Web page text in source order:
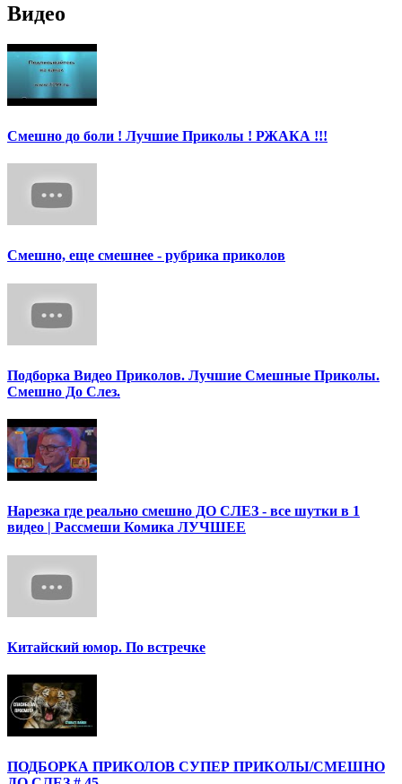
Видео
Смешно до боли ! Лучшие Приколы ! РЖАКА !!!
Смешно, еще смешнее - рубрика приколов
Подборка Видео Приколов. Лучшие Смешные Приколы.
Смешно До Слез.
Нарезка где реально смешно ДО СЛЕЗ - все шутки в 1
видео | Рассмеши Комика ЛУЧШЕЕ
Китайский юмор. По встречке
ПОДБОРКА ПРИКОЛОВ СУПЕР ПРИКОЛЫ/СМЕШНО